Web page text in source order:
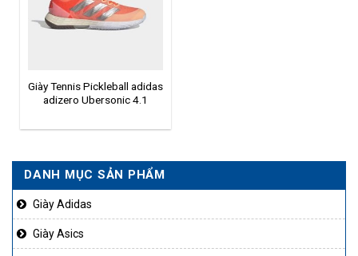
Giày Tennis Pickleball adidas
adizero Ubersonic 4.1
DANH MỤC SẢN PHẨM
Giày Adidas
Giày Asics